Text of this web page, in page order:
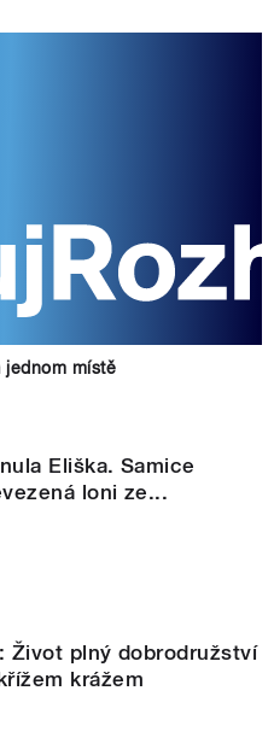
jednom místě
Eliška. Samice
loni ze...
Život plný dobrodružství
krážem